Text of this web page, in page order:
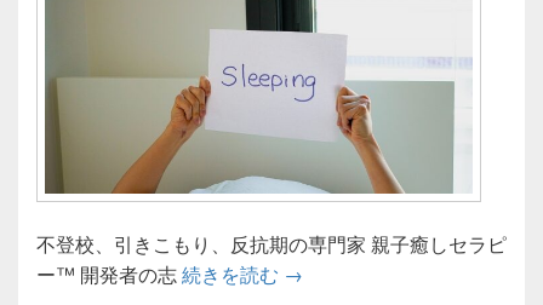
不登校、引きこもり、反抗期の専門家 親子癒しセラピ
ー™ 開発者の志続きを読む もしかして、また不登校に･･
→